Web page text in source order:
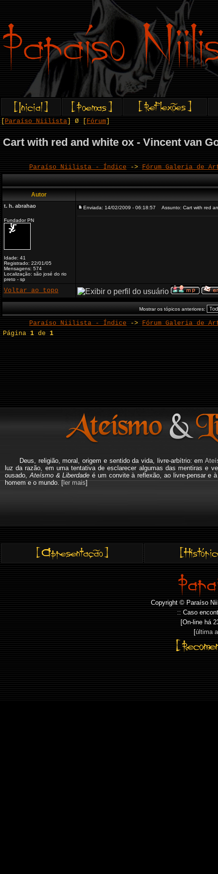
Paraíso Niilista ] Ø [ Fórum
Cart with red and white ox - Vincent van
Paraíso Niilista - Índice -> Fórum Galeria de
Autor
t. h. abrahao
Fundador PN
Idade: 41
Registrado: 22/01/05
Mensagens: 574
Localização: são josé do rio
preto - sp
Enviada: 14/02/2009 - 06:18:57 Assunto: Cart with red
Voltar ao topo
Mostrar os tópicos anteriores:
Paraíso Niilista - Índice -> Fórum Galeria de
Página1 de1
Deus, religião, moral, origem e sentido da vida, livre-arbítrio: em
luz da razão, em uma tentativa de esclarecer algumas das mentiras e
ousado, Ateísmo & Liberdade é um convite à reflexão, ao livre-pensar e
homem e o mundo. [ler mais]
Copyright © Paraíso
:: Caso
[On-line há
[última